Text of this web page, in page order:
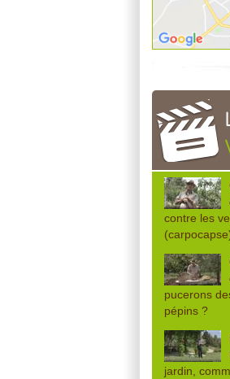
contre les
pucerons
pépins ?
jardin,